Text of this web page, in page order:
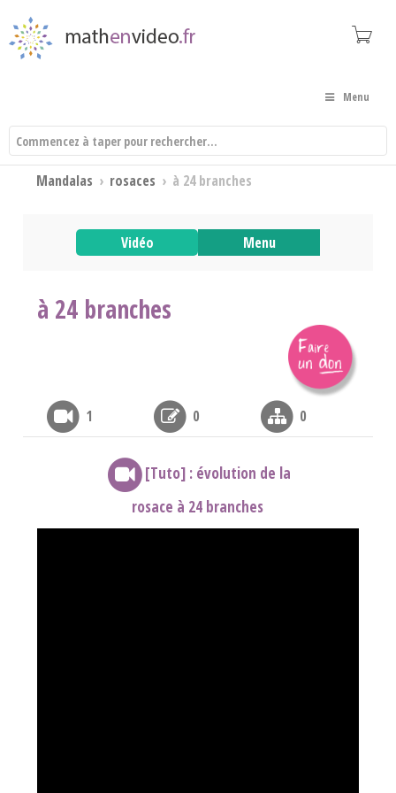
Menu
Mandalas › rosaces › à 24 branches
Vidéo Menu
à 24 branches
1 0 0
[Tuto] : évolution de la
rosace à 24 branches